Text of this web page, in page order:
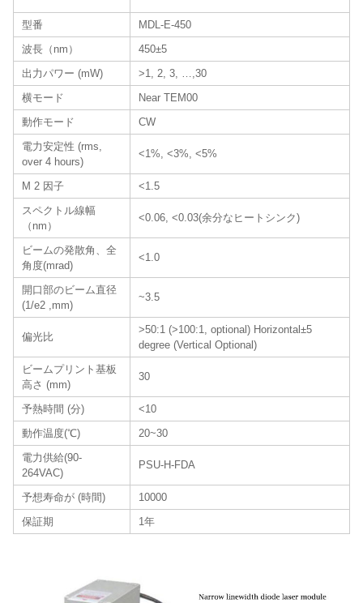
型番
MDL-E-450
波長（nm）
450±5
出力パワー (mW)
>1, 2, 3, …,30
横モード
Near TEM00
動作モード
CW
電力安定性 (rms,
over 4 hours)
<1%, <3%, <5%
M 2 因子
<1.5
スペクトル線幅
（nm）
<0.06, <0.03(余分なヒートシンク)
ビームの発散角、全
角度(mrad)
<1.0
開口部のビーム直径
(1/e2 ,mm)
~3.5
偏光比
>50:1 (>100:1, optional) Horizontal±5
degree (Vertical Optional)
ビームプリント基板
高さ (mm)
30
予熱時間 (分)
<10
動作温度(℃)
20~30
電力供給(90-
264VAC)
PSU-H-FDA
予想寿命が (時間)
10000
保証期
1年